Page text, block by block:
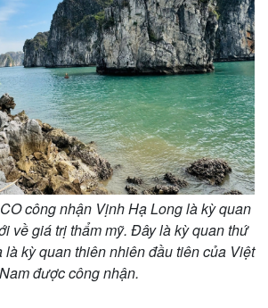
công nhận Vịnh Hạ Long là kỳ quan
về giá trị thẩm mỹ. Đây là kỳ quan thứ
là kỳ quan thiên nhiên đầu tiên của Việt
Nam được công nhận.